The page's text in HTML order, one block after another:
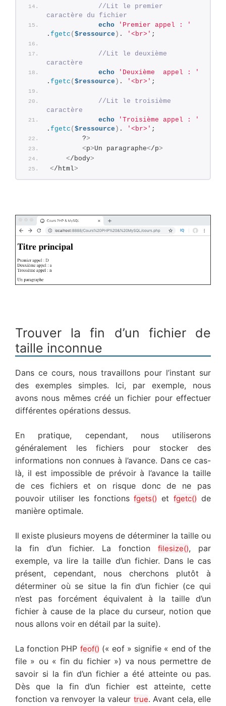
//Lit le premier
caractère du fichier
echo
'Premier appel : '
. fgetc ($ressource ) . '<br>' ;
//Lit le deuxième
caractère
echo
'Deuxième  appel : '
. fgetc ($ressource ) . '<br>' ;
//Lit le troisième
caractère
echo
'Troisième appel : '
. fgetc ($ressource ) . '<br>' ;
        ?
>
<p>Un paragraphe</p>
</body>
</html>
Trouver la fin d’un fichier de
taille inconnue
Dans ce cours, nous travaillons pour l’instant sur
des exemples simples. Ici, par exemple, nous
avons nous mêmes créé un fichier pour effectuer
différentes opérations dessus.
En pratique, cependant, nous utiliserons
généralement les fichiers pour stocker des
informations non connues à l’avance. Dans ce cas-
là, il est impossible de prévoir à l’avance la taille
de ces fichiers et on risque donc de ne pas
pouvoir utiliser les fonctionsfgets() etfgetc() de
manière optimale.
Il existe plusieurs moyens de déterminer la taille ou
la fin d’un fichier. La fonction filesize(), par
exemple, va lire la taille d’un fichier. Dans le cas
présent, cependant, nous cherchons plutôt à
déterminer où se situe la fin d’un fichier (ce qui
n’est pas forcément équivalent à la taille d’un
fichier à cause de la place du curseur, notion que
nous allons voir en détail par la suite).
La fonction PHP feof() (« eof » signifie « end of the
file » ou « fin du fichier ») va nous permettre de
savoir si la fin d’un fichier a été atteinte ou pas.
Dès que la fin d’un fichier est atteinte, cette
fonction va renvoyer la valeur true. Avant cela, elle